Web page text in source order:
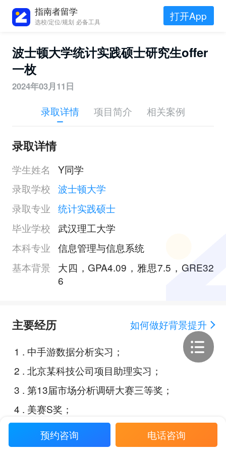
指南者留学
选校/定位/规划 必备工具 打开App
波士顿大学统计实践硕士研究生offer
一枚
2024年03月11日
录取详情 项目简介 相关案例
录取详情
学生姓名
Y同学
录取学校 波士顿大学
录取专业 统计实践硕士
毕业学校 武汉理工大学
本科专业 信息管理与信息系统
基本背景
大四，GPA4.09，雅思7.5，GRE32
6
主要经历
如何做好背景提升
1 . 中手游数据分析实习；
2 . 北京某科技公司项目助理实习；
3 . 第13届市场分析调研大赛三等奖；
4 . 美赛S奖；
某数模竞赛一等奖；
预约咨询 电话咨询